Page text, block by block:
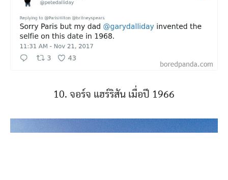
10. จอร์จ แฮร์ริสัน เมื่อปี 1966